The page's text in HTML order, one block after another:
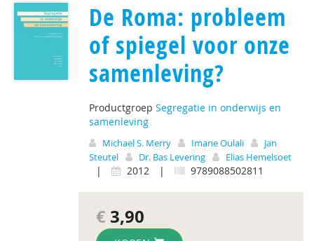
De Roma: probleem
of spiegel voor onze
samenleving?
Productgroep Segregatie in onderwijs en
samenleving
Michael S. Merry Imane Oulali
Jan
Steutel
Dr. Bas Levering Elias Hemelsoet
| 2012 | 9789088502811
€ 3,90